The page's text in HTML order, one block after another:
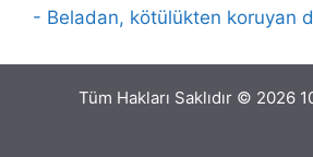
- Beladan, kötülükten koruyan
Tüm Hakları Saklıdır © 2026